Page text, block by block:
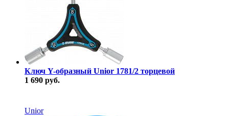
Ключ Y-образный Unior 1781/2 торцевой
1 690 руб.
Unior